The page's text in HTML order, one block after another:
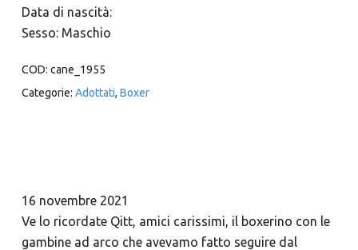
Data di nascità:
Sesso: Maschio
COD: cane_1955
Categorie: Adottati, Boxer
16 novembre 2021
Ve lo ricordate Qitt, amici carissimi, il boxerino con le
gambine ad arco che avevamo fatto seguire dal